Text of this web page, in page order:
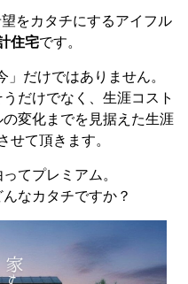
をカタチにするアイフル
住宅です。
だけではありません。
だけでなく、生涯コスト
変化までを見据えた生涯
せて頂きます。
てプレミアム。
なカタチですか？